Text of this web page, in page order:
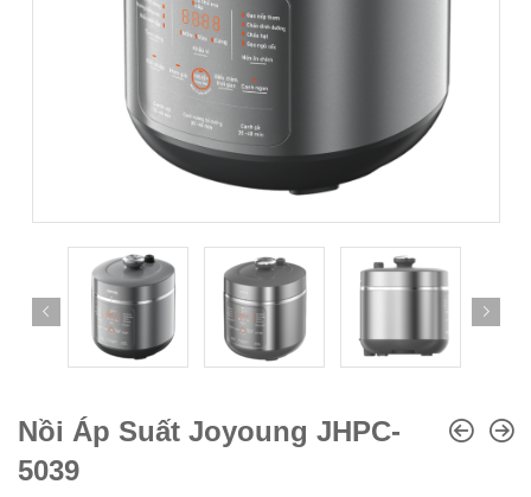
Nồi Áp Suất Joyoung JHPC-
5039